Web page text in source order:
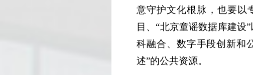
意守护文化根脉，也要以
目、“北京童谣数据库建设
科融合、数字手段创新和
述”的公共资源。